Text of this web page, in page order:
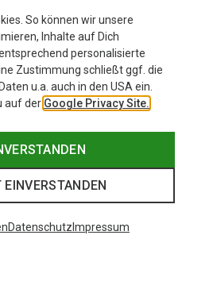
So können wir unsere
Inhalte auf Dich
personalisierte
Zustimmung schließt ggf. die
u.a. auch in den USA ein.
auf der Google Privacy Site.
EINVERSTANDEN
Datenschutz Impressum